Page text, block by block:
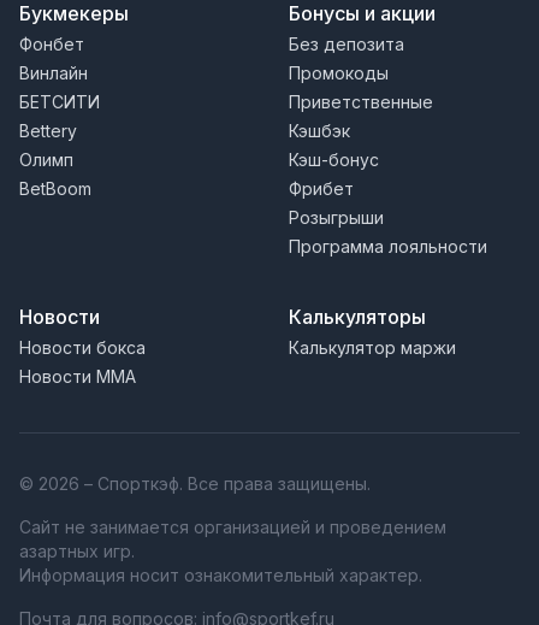
Букмекеры
Фонбет
Винлайн
БЕТСИТИ
Bettery
Олимп
BetBoom
Бонусы и акции
Без депозита
Промокоды
Приветственные
Кэшбэк
Кэш-бонус
Фрибет
Розыгрыши
Программа лояльности
Новости
Новости бокса
Новости MMA
Калькуляторы
Калькулятор маржи
© 2026 – Спорткэф. Все права защищены.
Сайт не занимается организацией и проведением
азартных игр.
Информация носит ознакомительный характер.
Почта для вопросов: info@sportkef.ru